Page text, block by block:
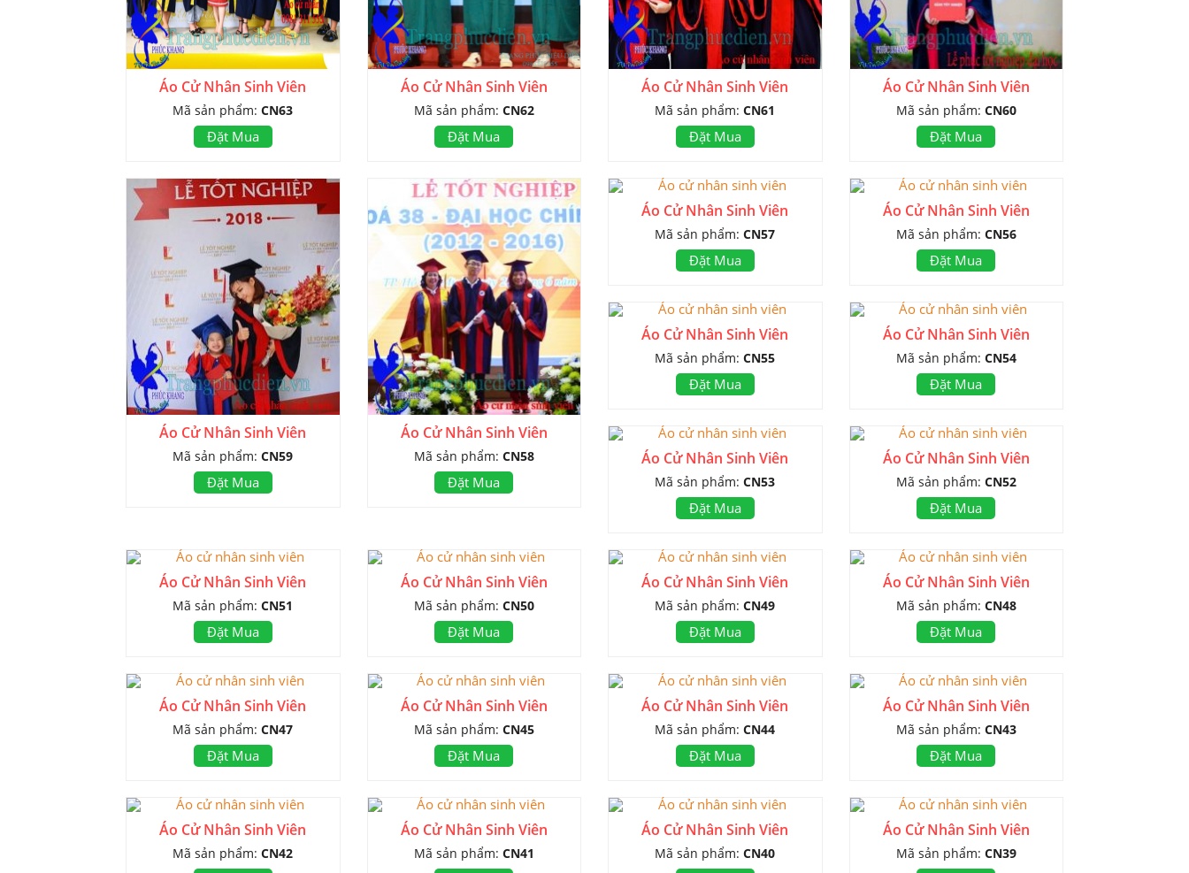
Áo Cử Nhân Sinh Viên
Mã sản phẩm:CN63
Đặt Mua
Áo Cử Nhân Sinh Viên
Mã sản phẩm: CN62
Đặt Mua
Áo Cử Nhân Sinh Viên
Mã sản phẩm:CN61
Đặt Mua
Áo Cử Nhân Sinh Viên
Mã sản phẩm: CN60
Đặt Mua
Áo Cử Nhân Sinh Viên
Mã sản phẩm:CN59
Đặt Mua
Áo Cử Nhân Sinh Viên
Mã sản phẩm: CN58
Đặt Mua
Áo Cử Nhân Sinh Viên
Mã sản phẩm:CN57
Đặt Mua
Áo Cử Nhân Sinh Viên
Mã sản phẩm: CN56
Đặt Mua
Áo Cử Nhân Sinh Viên
Mã sản phẩm:CN55
Đặt Mua
Áo Cử Nhân Sinh Viên
Mã sản phẩm: CN54
Đặt Mua
Áo Cử Nhân Sinh Viên
Mã sản phẩm:CN53
Đặt Mua
Áo Cử Nhân Sinh Viên
Mã sản phẩm: CN52
Đặt Mua
Áo Cử Nhân Sinh Viên
Mã sản phẩm:CN51
Đặt Mua
Áo Cử Nhân Sinh Viên
Mã sản phẩm: CN50
Đặt Mua
Áo Cử Nhân Sinh Viên
Mã sản phẩm:CN49
Đặt Mua
Áo Cử Nhân Sinh Viên
Mã sản phẩm: CN48
Đặt Mua
Áo Cử Nhân Sinh Viên
Mã sản phẩm:CN47
Đặt Mua
Áo Cử Nhân Sinh Viên
Mã sản phẩm: CN45
Đặt Mua
Áo Cử Nhân Sinh Viên
Mã sản phẩm:CN44
Đặt Mua
Áo Cử Nhân Sinh Viên
Mã sản phẩm: CN43
Đặt Mua
Áo Cử Nhân Sinh Viên
Mã sản phẩm:CN42
Áo Cử Nhân Sinh Viên
Mã sản phẩm: CN41
Áo Cử Nhân Sinh Viên
Mã sản phẩm:CN40
Áo Cử Nhân Sinh Viên
Mã sản phẩm: CN39